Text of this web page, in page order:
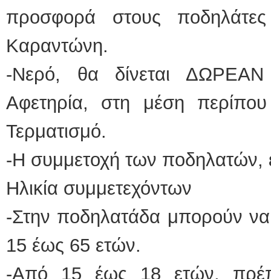
προσφορά στους
Καραντώνη.
-Νερό, θα δίνεται ΔΩΡΕΑΝ
Αφετηρία, στη μέση
Τερματισμό.
-Η συμμετοχή των ποδηλατών,
Ηλικία συμμετεχόντων
-Στην ποδηλατάδα μπορούν
15 έως 65 ετών.
-Από 15 έως 18 ετών,